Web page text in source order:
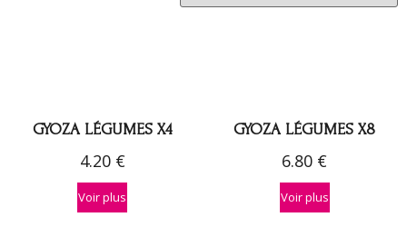
GYOZA LÉGUMES X4
4.20 €
Voir plus
GYOZA LÉGUMES X8
6.80 €
Voir plus